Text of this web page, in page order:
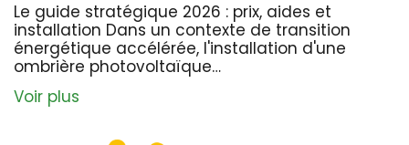
Le guide stratégique 2026 : prix, aides et
installation Dans un contexte de transition
énergétique accélérée, l'installation d'une
ombrière photovoltaïque…
Voir plus